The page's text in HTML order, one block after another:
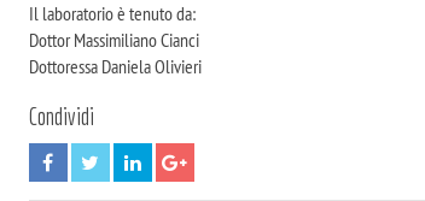
Il laboratorio è tenuto da:
Dottor Massimiliano Cianci
Dottoressa Daniela Olivieri
Condividi